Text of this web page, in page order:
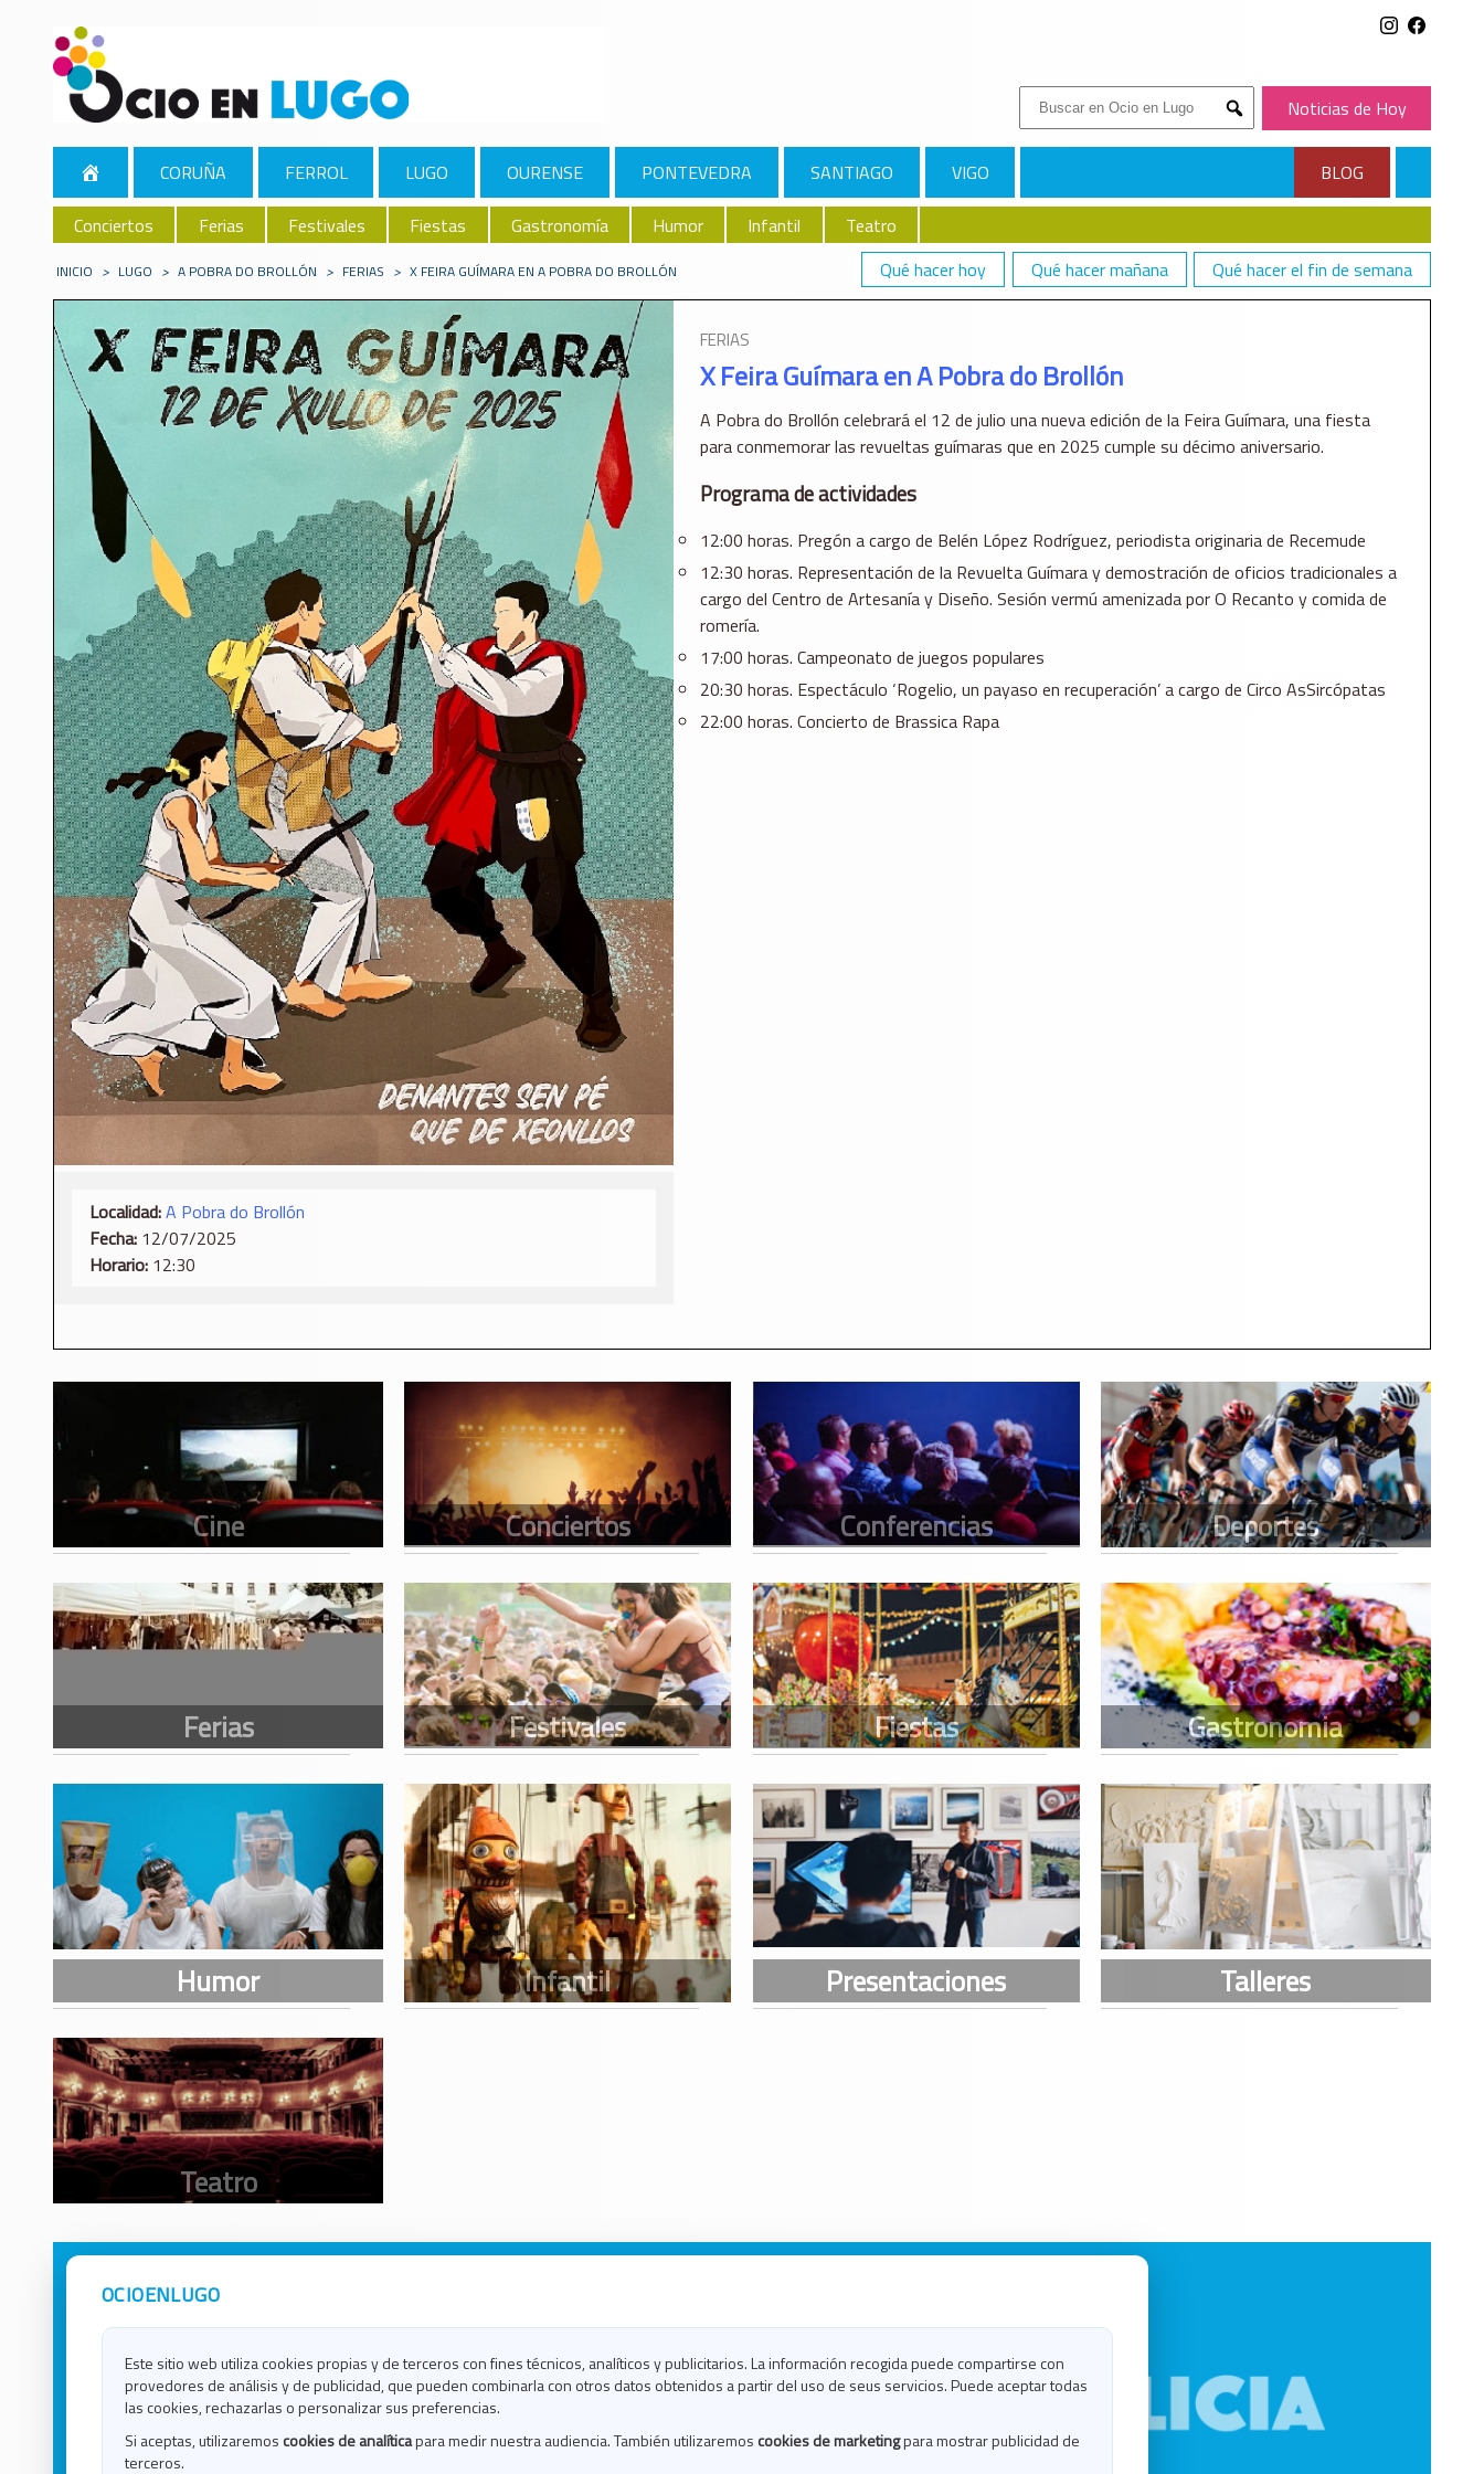
Buscar:
Submit
Noticias de Hoy
CORUÑA FERROL LUGO OURENSE PONTEVEDRA SANTIAGO VIGO
BLOG
Conciertos
Ferias Festivales Fiestas Gastronomía Humor Infantil
Teatro
Qué hacer hoy
Qué hacer mañana Qué hacer el fin de semana
INICIO > LUGO > A POBRA DO BROLLÓN > FERIAS > X FEIRA GUÍMARA EN A POBRA DO BROLLÓN
Localidad:A Pobra do Brollón
Fecha: 12/07/2025
Horario: 12:30
FERIAS
X Feira Guímara en A Pobra do Brollón
A Pobra do Brollón celebrará el 12 de julio una nueva edición de la Feira Guímara, una fiesta
para conmemorar las revueltas guímaras que en 2025 cumple su décimo aniversario.
Programa de actividades
12:00 horas. Pregón a cargo de Belén López Rodríguez, periodista originaria de Recemude
12:30 horas. Representación de la Revuelta Guímara y demostración de oficios tradicionales a
cargo del Centro de Artesanía y Diseño. Sesión vermú amenizada por O Recanto y comida de
romería.
17:00 horas. Campeonato de juegos populares
20:30 horas. Espectáculo ‘Rogelio, un payaso en recuperación’ a cargo de Circo AsSircópatas
22:00 horas. Concierto de Brassica Rapa
OCIOENLUGO
Este sitio web utiliza cookies propias y de terceros con fines técnicos, analíticos y publicitarios. La información recogida puede compartirse con
provedores de análisis y de publicidad, que pueden combinarla con otros datos obtenidos a partir del uso de seus servicios. Puede aceptar todas
las cookies, rechazarlas o personalizar sus preferencias.
Si aceptas, utilizaremos cookies de analíticapara medir nuestra audiencia. También utilizaremos cookies de marketingpara mostrar publicidad de
terceros.
Avisos Legales
Política de Cookies
Ocio en Lugo
Ocio en Ourense
Ocio en Santiago